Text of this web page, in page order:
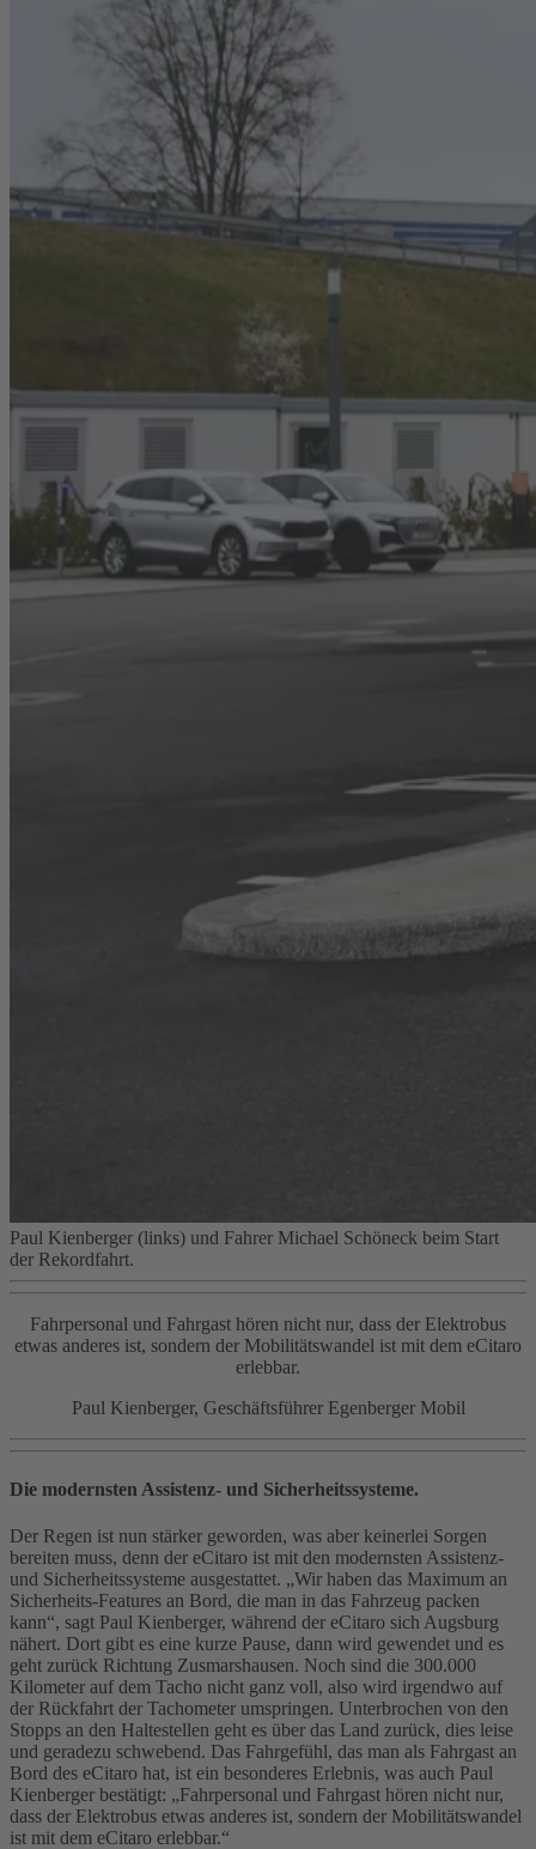
Paul Kienberger (links) und Fahrer Michael Schöneck beim Start
der Rekordfahrt.
Fahrpersonal und Fahrgast hören nicht nur, dass der Elektrobus
etwas anderes ist, sondern der Mobilitätswandel ist mit dem eCitaro
erlebbar.
Paul Kienberger, Geschäftsführer Egenberger Mobil
Die modernsten Assistenz- und Sicherheitssysteme.
Der Regen ist nun stärker geworden, was aber keinerlei Sorgen
bereiten muss, denn der eCitaro ist mit den modernsten Assistenz-
und Sicherheitssysteme ausgestattet. „Wir haben das Maximum an
Sicherheits-Features an Bord, die man in das Fahrzeug packen
kann“, sagt Paul Kienberger, während der eCitaro sich Augsburg
nähert. Dort gibt es eine kurze Pause, dann wird gewendet und es
geht zurück Richtung Zusmarshausen. Noch sind die 300.000
Kilometer auf dem Tacho nicht ganz voll, also wird irgendwo auf
der Rückfahrt der Tachometer umspringen. Unterbrochen von den
Stopps an den Haltestellen geht es über das Land zurück, dies leise
und geradezu schwebend. Das Fahrgefühl, das man als Fahrgast an
Bord des eCitaro hat, ist ein besonderes Erlebnis, was auch Paul
Kienberger bestätigt: „Fahrpersonal und Fahrgast hören nicht nur,
dass der Elektrobus etwas anderes ist, sondern der Mobilitätswandel
ist mit dem eCitaro erlebbar.“